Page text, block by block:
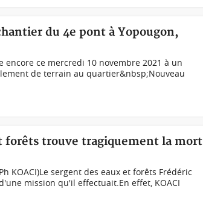
du 4e pont à Yopougon,
ce mercredi 10 novembre 2021 à un
de terrain au quartier&nbsp;Nouveau
forêts trouve tragiquement la mort
KOACI)Le sergent des eaux et forêts Frédéric
mission qu'il effectuait.En effet, KOACI